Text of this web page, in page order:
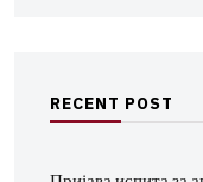
RECENT POST